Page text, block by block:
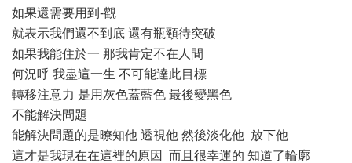
如果還需要用到-觀
就表示我們還不到底 還有瓶頸待突破
如果我能住於一 那我肯定不在人間
何況呼 我盡這一生 不可能達此目標
轉移注意力 是用灰色蓋藍色 最後變黑色
不能解決問題
能解決問題的是暸知他 透視他 然後淡化他 放下他
這才是我現在在這裡的原因 而且很幸運的 知道了輪廓